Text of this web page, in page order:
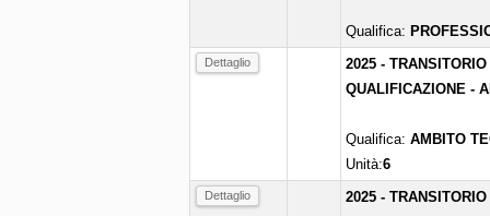
Qualifica:
Dettaglio
2025 -
QUALIFICAZIONE -
Qualifica: AMBITO
Unità:6
Dettaglio
2025 -